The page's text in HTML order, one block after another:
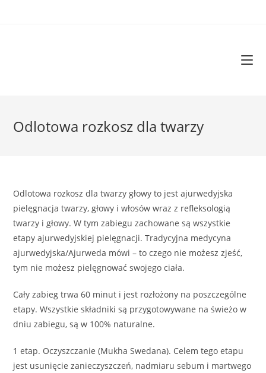
Odlotowa rozkosz dla twarzy
Odlotowa rozkosz dla twarzy głowy to jest ajurwedyjska
pielęgnacja twarzy, głowy i włosów wraz z refleksologią
twarzy i głowy. W tym zabiegu zachowane są wszystkie
etapy ajurwedyjskiej pielęgnacji. Tradycyjna medycyna
ajurwedyjska/Ajurweda mówi – to czego nie możesz zjeść,
tym nie możesz pielęgnować swojego ciała.
Cały zabieg trwa 60 minut i jest rozłożony na poszczególne
etapy. Wszystkie składniki są przygotowywane na świeżo w
dniu zabiegu, są w 100% naturalne.
1 etap. Oczyszczanie (Mukha Swedana). Celem tego etapu
jest usunięcie zanieczyszczeń, nadmiaru sebum i martwego